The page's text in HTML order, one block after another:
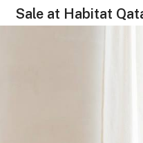
Sale at Habitat